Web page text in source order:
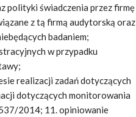
polityki świadczenia przez firmę
z tą firmą audytorską oraz
badaniem;
w przypadku
realizacji zadań dotyczących
dotyczących monitorowania
2014; 11. opiniowanie